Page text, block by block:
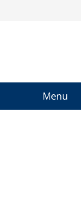
Menu